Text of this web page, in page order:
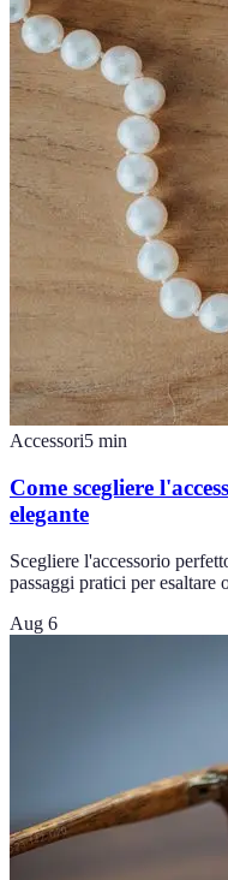
Accessori5 min
Come scegliere
elegante
Scegliere l'accessorio
passaggi pratici per esaltare
Aug 6